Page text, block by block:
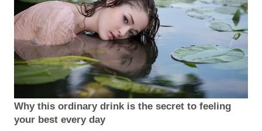
Why this ordinary drink is the secret to feeling
your best every day